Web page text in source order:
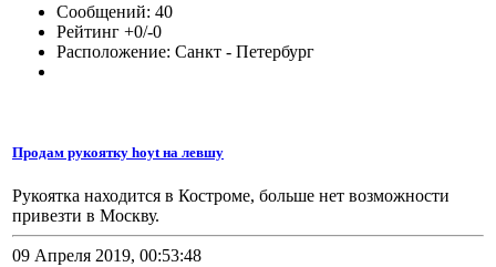
Сообщений: 40
Рейтинг +0/-0
Расположение: Санкт - Петербург
Продам рукоятку hoyt на левшу
Рукоятка находится в Костроме, больше нет возможности
привезти в Москву.
09 Апреля 2019, 00:53:48